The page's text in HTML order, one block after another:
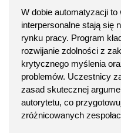
W dobie automatyzacji to
interpersonalne stają się
rynku pracy. Program
rozwijanie zdolności z
krytycznego myślenia
problemów. Uczestnicy
zasad skutecznej
autorytetu, co
zróżnicowanych